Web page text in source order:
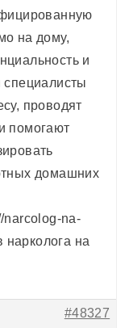
на дому,
и
проводят
помогают
домашних
narcolog-na-
на
#48327